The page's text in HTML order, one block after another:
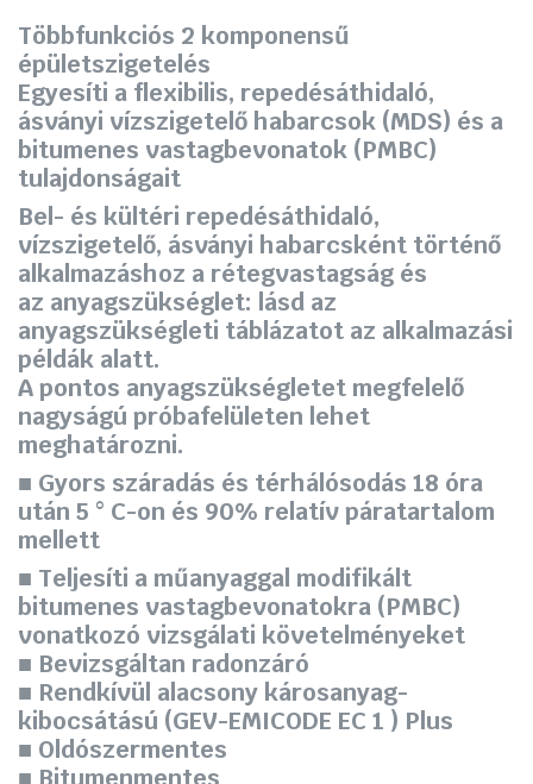
Többfunkciós 2 komponensű
épületszigetelés
Egyesíti a flexibilis, repedésáthidaló,
ásványi vízszigetelő habarcsok (MDS) és a
bitumenes vastagbevonatok (PMBC)
tulajdonságait
Bel- és kültéri repedésáthidaló,
vízszigetelő, ásványi habarcsként történő
alkalmazáshoz a rétegvastagság és
az anyagszükséglet: lásd az
anyagszükségleti táblázatot az alkalmazási
példák alatt.
A pontos anyagszükségletet megfelelő
nagyságú próbafelületen lehet
meghatározni.
■ Gyors száradás és térhálósodás 18 óra
után 5 ° C-on és 90% relatív páratartalom
mellett
■ Teljesíti a műanyaggal modifikált
bitumenes vastagbevonatokra (PMBC)
vonatkozó vizsgálati követelményeket
■ Bevizsgáltan radonzáró
■ Rendkívül alacsony károsanyag-
kibocsátású (GEV-EMICODE EC 1 ) Plus
■ Oldószermentes